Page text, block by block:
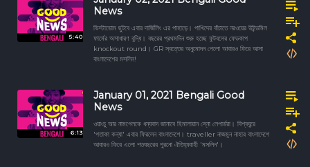
5:40
News
ভিস্টাডোম ছুটবে এবার দার্জিলিং এর পাহাড়ে। পাখিদের বাঁচাতে নরওয়ের উইন্ডমিল
ফার্মের অসাধারণ বুদ্ধি। বছরের প্রথমদিন শুরু হচ্ছে ফুটবলের ফেডকাপ
knockout round। GR স্বত্তের অনুমোদন পেলো আবারও ফিরে আসা
বাংলাদেশের মসলিন!
6:13
January 01, 2021 Bengali Good
News
ওয়াংচু আর নামগেলকে ধন্যবাদ জানাবে হিমালায়ান স্নো লেপার্ডরা। বিশ্বঘুরে
'পতাকা কন্যা' এবার ফিরলেন বাংলাদেশে। traveller নাজমুন নাহার বাংলাদেশে
আবারও ফিরে এলো শতবছরের পুরনো ঐতিহ্যবাহী 'মসলিন'।